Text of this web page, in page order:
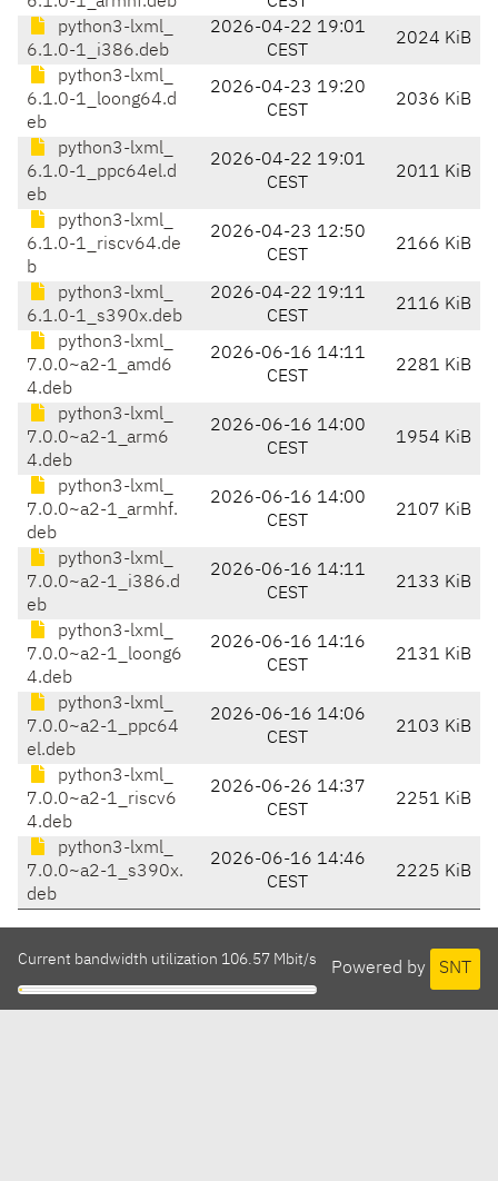
python3-lxml_
6.1.0-1_i386.deb
2026-04-22 19:01
CEST
2024 KiB
python3-lxml_
6.1.0-1_loong64.d
eb
2026-04-23 19:20
CEST
2036 KiB
python3-lxml_
6.1.0-1_ppc64el.d
eb
2026-04-22 19:01
CEST
2011 KiB
python3-lxml_
6.1.0-1_riscv64.de
b
2026-04-23 12:50
CEST
2166 KiB
python3-lxml_
6.1.0-1_s390x.deb
2026-04-22 19:11
CEST
2116 KiB
python3-lxml_
7.0.0~a2-1_amd6
4.deb
2026-06-16 14:11
CEST
2281 KiB
python3-lxml_
7.0.0~a2-1_arm6
4.deb
2026-06-16 14:00
CEST
1954 KiB
python3-lxml_
7.0.0~a2-1_armhf.
deb
2026-06-16 14:00
CEST
2107 KiB
python3-lxml_
7.0.0~a2-1_i386.d
eb
2026-06-16 14:11
CEST
2133 KiB
python3-lxml_
7.0.0~a2-1_loong6
4.deb
2026-06-16 14:16
CEST
2131 KiB
python3-lxml_
7.0.0~a2-1_ppc64
el.deb
2026-06-16 14:06
CEST
2103 KiB
python3-lxml_
7.0.0~a2-1_riscv6
4.deb
2026-06-26 14:37
CEST
2251 KiB
python3-lxml_
7.0.0~a2-1_s390x.
deb
2026-06-16 14:46
CEST
2225 KiB
Powered by SNT
Current bandwidth utilization 106.57 Mbit/s